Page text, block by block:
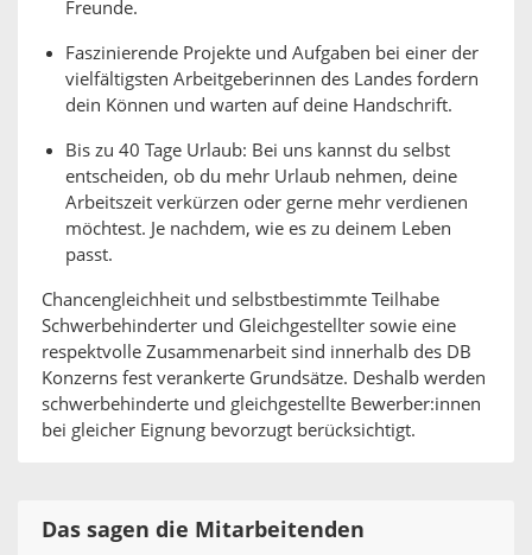
Freunde.
Faszinierende Projekte und Aufgaben bei einer der
vielfältigsten Arbeitgeberinnen des Landes fordern
dein Können und warten auf deine Handschrift.
Bis zu 40 Tage Urlaub: Bei uns kannst du selbst
entscheiden, ob du mehr Urlaub nehmen, deine
Arbeitszeit verkürzen oder gerne mehr verdienen
möchtest. Je nachdem, wie es zu deinem Leben
passt.
Chancengleichheit und selbstbestimmte Teilhabe
Schwerbehinderter und Gleichgestellter sowie eine
respektvolle Zusammenarbeit sind innerhalb des DB
Konzerns fest verankerte Grundsätze. Deshalb werden
schwerbehinderte und gleichgestellte Bewerber:innen
bei gleicher Eignung bevorzugt berücksichtigt.
Das sagen die Mitarbeitenden